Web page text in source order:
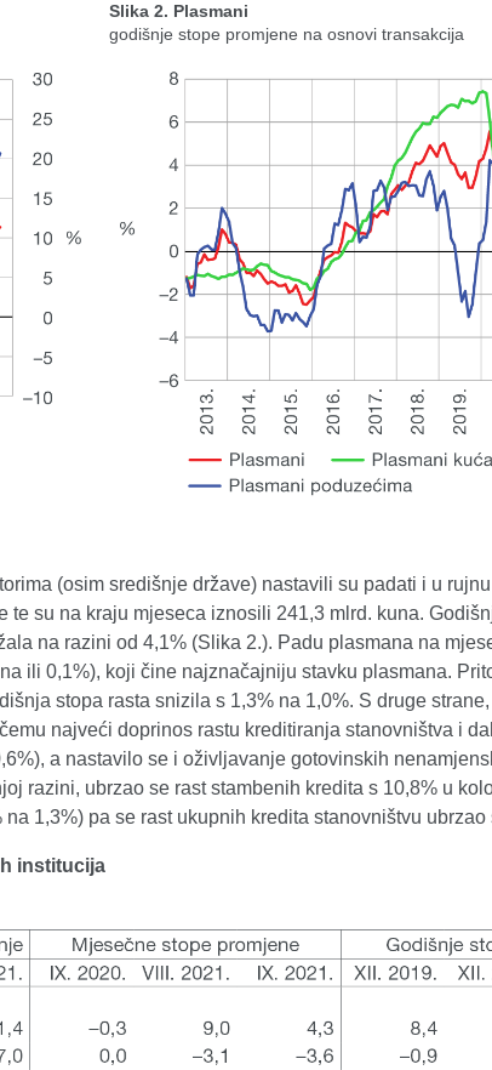
Slika 2. Plasmani
godišnje stope promjene na osnovi transakcija
(osim središnje države) nastavili su padati i u
su na kraju mjeseca iznosili 241,3 mlrd. kuna.
na razini od 4,1% (Slika 2.). Padu plasmana na
ili 0,1%), koji čine najznačajniju stavku plasmana.
stopa rasta snizila s 1,3% na 1,0%. S druge
najveći doprinos rastu kreditiranja stanovništva i
a nastavilo se i oživljavanje gotovinskih
razini, ubrzao se rast stambenih kredita s 10,8% u
1,3%) pa se rast ukupnih kredita stanovništvu ubrzao
institucija